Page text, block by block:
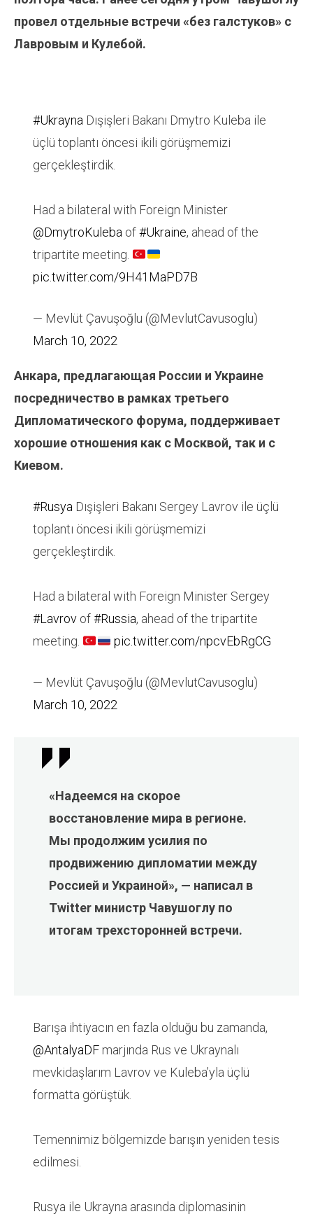
провел отдельные встречи «без галстуков» с
Лавровым и Кулебой.
#Ukrayna Dışişleri Bakanı Dmytro Kuleba ile
üçlü toplantı öncesi ikili görüşmemizi
gerçekleştirdik.
Had a bilateral with Foreign Minister
@DmytroKuleba of#Ukraine, ahead of the
tripartite meeting.
pic.twitter.com/9H41MaPD7B
— Mevlüt Çavuşoğlu (@MevlutCavusoglu)
March 10, 2022
Анкара, предлагающая России и Украине
посредничество в рамках третьего
Дипломатического форума, поддерживает
хорошие отношения как с Москвой, так и с
Киевом.
#Rusya Dışişleri Bakanı Sergey Lavrov ile üçlü
toplantı öncesi ikili görüşmemizi
gerçekleştirdik.
Had a bilateral with Foreign Minister Sergey
#Lavrov of#Russia, ahead of the tripartite
meeting.
pic.twitter.com/npcvEbRgCG
— Mevlüt Çavuşoğlu (@MevlutCavusoglu)
March 10, 2022
«Надеемся на скорое
восстановление мира в регионе.
Мы продолжим усилия по
продвижению дипломатии между
Россией и Украиной», — написал в
Twitter министр Чавушоглу по
итогам трехсторонней встречи.
Barışa ihtiyacın en fazla olduğu bu zamanda,
@AntalyaDF marjında Rus ve Ukraynalı
mevkidaşlarım Lavrov ve Kuleba’yla üçlü
formatta görüştük.
Temennimiz bölgemizde barışın yeniden tesis
edilmesi.
Rusya ile Ukrayna arasında diplomasinin